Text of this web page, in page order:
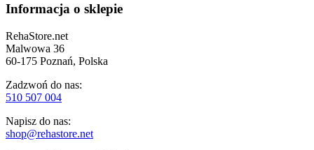
Informacja o sklepie
RehaStore.net
Malwowa 36
60-175 Poznań, Polska
Zadzwoń do nas:
510 507 004
Napisz do nas:
shop@rehastore.net